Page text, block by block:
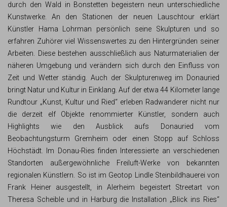
durch den Wald in Bonstetten begeistern neun unterschiedliche
Kunstwerke. An den Stationen der neuen Lauschtour erklärt
Künstler Hama Lohrman persönlich seine Skulpturen und so
erfahren Zuhörer viel Wissenswertes zu den Hintergründen seiner
Arbeiten. Diese bestehen ausschließlich aus Naturmaterialien der
näheren Umgebung und verändern sich durch den Einfluss von
Zeit und Wetter ständig. Auch der Skulpturenweg im Donauried
bringt Natur und Kultur in Einklang. Auf der etwa 44 Kilometer lange
Rundtour „Kunst, Kultur und Ried“ erleben Radwanderer nicht nur
die derzeit elf Objekte renommierter Künstler, sondern auch
Highlights wie den Ausblick aufs Donauried vom
Beobachtungsturm Gremheim oder einen Stopp auf Schloss
Höchstädt. Im Donau-Ries finden Interessierte an verschiedenen
Standorten außergewöhnliche Freiluft-Werke von bekannten
regionalen Künstlern. So ist im Geotop Lindle Steinbildhauerei von
Frank Heiner ausgestellt, in Alerheim begeistert Streetart von
Theresa Scheible und in Harburg die Installation „Blick ins Ries“